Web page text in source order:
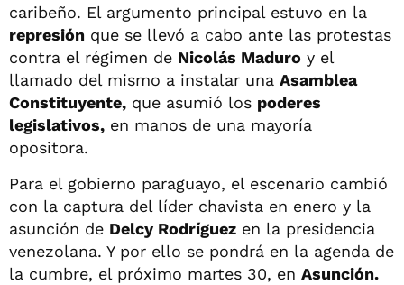
caribeño. El argumento principal estuvo en la
represión que se llevó a cabo ante las protestas
contra el régimen de Nicolás Maduro y el
llamado del mismo a instalar una Asamblea
Constituyente, que asumió los poderes
legislativos, en manos de una mayoría
opositora.
Para el gobierno paraguayo, el escenario cambió
con la captura del líder chavista en enero y la
asunción de Delcy Rodríguez en la presidencia
venezolana. Y por ello se pondrá en la agenda de
la cumbre, el próximo martes 30, en Asunción.